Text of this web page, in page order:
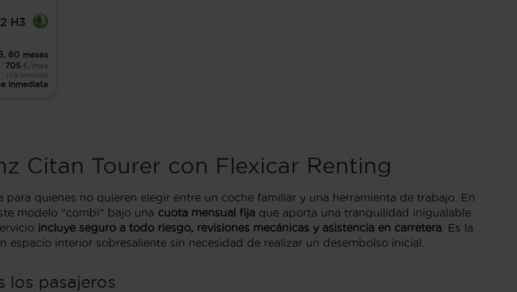
H3
60 meses
705 €/mes
IVA incluido
inmediata
Citan Tourer con Flexicar Renting
quienes no quieren elegir entre un coche familiar y una herramienta de trabajo. En
modelo "combi" bajo una cuota mensual fija que aporta una tranquilidad inigualable.
incluye seguro a todo riesgo, revisiones mecánicas y asistencia en carretera . Es la
interior sobresaliente sin necesidad de realizar un desembolso inicial.
los pasajeros